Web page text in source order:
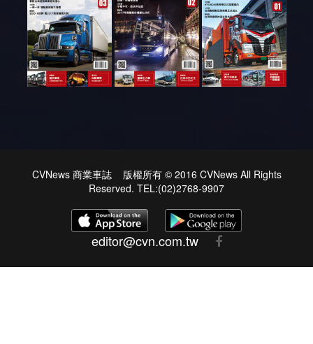
CVNews 商業車誌 版權所有 © 2016 CVNews All Rights
Reserved. TEL:(02)2768-9907
editor@cvn.com.tw